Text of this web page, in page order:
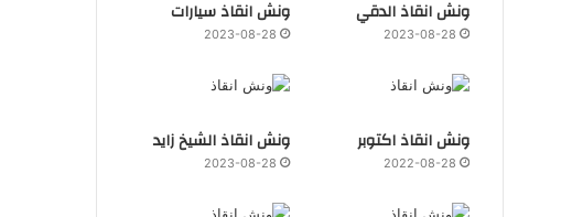
ونش انقاذ الدقي
2023-08-28
ونش انقاذ سيارات
2023-08-28
ونش انقاذ اكتوبر
2022-08-28
ونش انقاذ الشيخ زايد
2023-08-28